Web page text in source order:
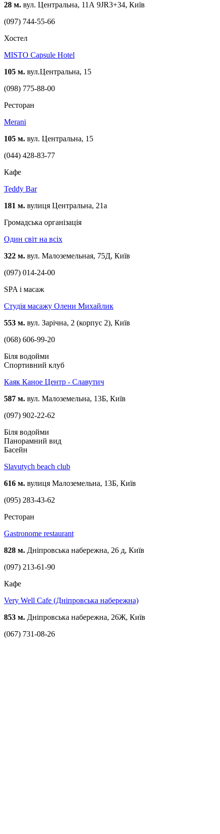
28 м. вул. Центральна, 11А 9JR3+34, Київ
(097) 744-55-66
Хостел
MISTO Capsule Hotel
105 м. вул.Центральна, 15
(098) 775-88-00
Ресторан
Merani
105 м. вул. Центральна, 15
(044) 428-83-77
Кафе
Teddy Bar
181 м. вулиця Центральна, 21а
Громадська організація
Один світ на всіх
322 м. вул. Малоземельная, 75Д, Київ
(097) 014-24-00
SPA і масаж
Студія масажу Олени Михайлик
553 м. вул. Зарічна, 2 (корпус 2), Київ
(068) 606-99-20
Біля водойми
Спортивний клуб
Каяк Каное Центр - Славутич
587 м. вул. Малоземельна, 13Б, Київ
(097) 902-22-62
Біля водойми
Панорамний вид
Басейн
Slavutych beach club
616 м. вулиця Малоземельна, 13Б, Київ
(095) 283-43-62
Ресторан
Gastronome restaurant
828 м. Дніпровська набережна, 26 д, Київ
(097) 213-61-90
Кафе
Very Well Cafe (Дніпровська набережна)
853 м. Дніпровська набережна, 26Ж, Київ
(067) 731-08-26